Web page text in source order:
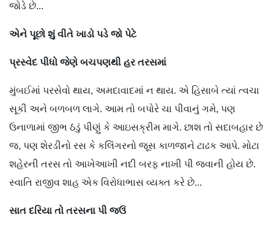
જોડે છે...
એને પૂછો શું વીતે ખાડો પડે જો પેટે
પ્રસ્વેદ પીધો જેણે બચપણથી હર તરસમાં
મુંબઈમાં પરસેવો થાય, અમદાવાદમાં ન થાય. એ હિસાબે ત્યાં ત્વચા
સૂકી અને બળબળ લાગે. આમ તો બપોરે ચા પીવાનું ગમે, પણ
ઉનાળામાં જીભ ઠંડું પીણું કે આઇસક્રીમ માગે. છાશ તો સદાબહાર છે
જ, પણ શેરડીનો રસ કે કલિંગરનો જૂસ કાળજાને ટાઢક આપે. મોટા
શહેરની તરસ તો આખેઆખી નદી બરફ નાખી પી જવાની હોય છે.
સ્વાતિ રાજીવ શાહ એક વિરોધાભાસ વ્યક્ત કરે છે...
સાત દરિયા તો તરસના પી જઉં